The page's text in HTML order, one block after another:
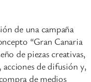
de una campaña
“Gran Canaria
de piezas creativas,
de difusión y,
de medios